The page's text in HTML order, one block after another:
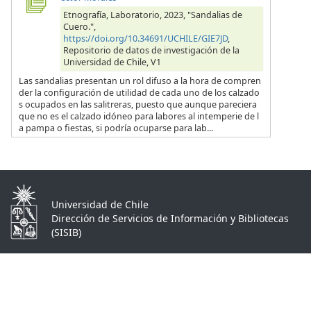
Etnografía, Laboratorio, 2023, "Sandalias de
Cuero.",
https://doi.org/10.34691/UCHILE/GIE7JD,
Repositorio de datos de investigación de la
Universidad de Chile, V1
Las sandalias presentan un rol difuso a la hora de compren
der la configuración de utilidad de cada uno de los calzado
s ocupados en las salitreras, puesto que aunque pareciera
que no es el calzado idóneo para labores al intemperie de l
a pampa o fiestas, si podría ocuparse para lab...
Universidad de Chile
Dirección de Servicios de Información y Bibliotecas
(SISIB)